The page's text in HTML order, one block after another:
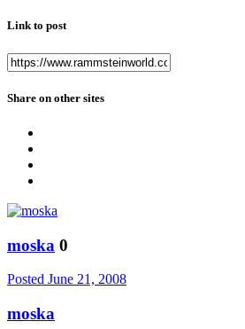
Link to post
Share on other sites
moska 0
Posted June 21, 2008
moska